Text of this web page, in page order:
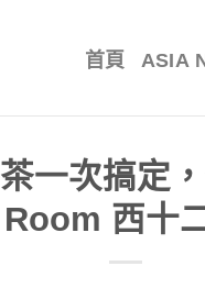
首頁 ASIA
一次搞定
Room 西十